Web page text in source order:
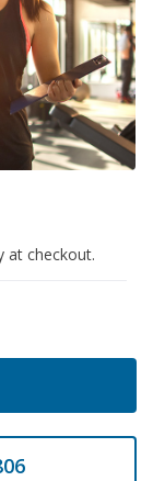
at checkout.